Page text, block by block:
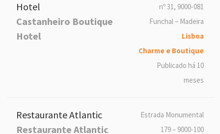
Hotel
Castanheiro Boutique
Hotel
nº 31, 9000-081
Funchal – Madeira
Lisboa
Charme e Boutique
Publicado há 10
meses
Restaurante Atlantic
Restaurante Atlantic
Estrada Monumental
179 – 9000-100